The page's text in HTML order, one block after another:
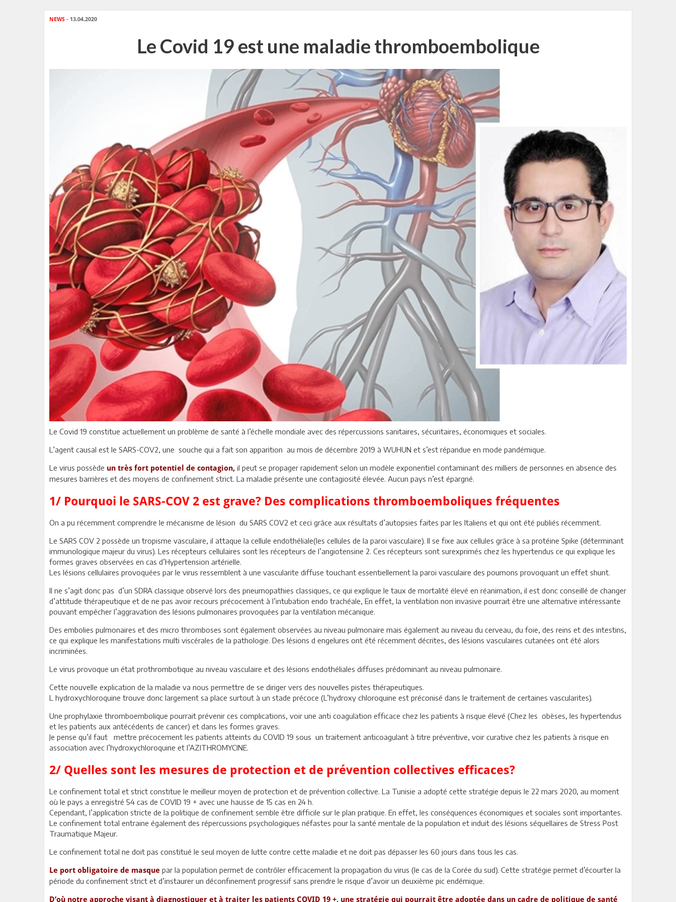
NEWS - 13.04.2020
Le Covid 19 est une maladie thromboembolique
Le Covid 19 constitue actuellement un problème de santé à l’échelle mondiale avec des répercussions sanitaires, sécuritaires, économiques et sociales.
L’agent causal est le SARS-COV2, une souche qui a fait son apparition au mois de décembre 2019 à WUHUN et s’est répandue en mode pandémique.
Le virus possède un très fort potentiel de contagion, il peut se propager rapidement selon un modèle exponentiel contaminant des milliers de personnes en absence des
mesures barrières et des moyens de confinement strict. La maladie présente une contagiosité élevée. Aucun pays n’est épargné.
1/ Pourquoi le SARS-COV 2 est grave? Des complications thromboemboliques fréquentes
On a pu récemment comprendre le mécanisme de lésion du SARS COV2 et ceci grâce aux résultats d’autopsies faites par les Italiens et qui ont été publiés récemment.
Le SARS COV 2 possède un tropisme vasculaire, il attaque la cellule endothéliale(les cellules de la paroi vasculaire). Il se fixe aux cellules grâce à sa protéine Spike (déterminant
immunologique majeur du virus). Les récepteurs cellulaires sont les récepteurs de l’angiotensine 2. Ces récepteurs sont surexprimés chez les hypertendus ce qui explique les
formes graves observées en cas d’Hypertension artérielle.
Les lésions cellulaires provoquées par le virus ressemblent à une vascularite diffuse touchant essentiellement la paroi vasculaire des poumons provoquant un effet shunt.
Il ne s’agit donc pas d’un SDRA classique observé lors des pneumopathies classiques, ce qui explique le taux de mortalité élevé en réanimation, il est donc conseillé de changer
d’attitude thérapeutique et de ne pas avoir recours précocement à l’intubation endo trachéale, En effet, la ventilation non invasive pourrait être une alternative intéressante
pouvant empêcher l’aggravation des lésions pulmonaires provoquées par la ventilation mécanique.
Des embolies pulmonaires et des micro thromboses sont également observées au niveau pulmonaire mais également au niveau du cerveau, du foie, des reins et des intestins,
ce qui explique les manifestations multi viscérales de la pathologie. Des lésions d engelures ont été récemment décrites, des lésions vasculaires cutanées ont été alors
incriminées.
Le virus provoque un état prothrombotique au niveau vasculaire et des lésions endothéliales diffuses prédominant au niveau pulmonaire.
Cette nouvelle explication de la maladie va nous permettre de se diriger vers des nouvelles pistes thérapeutiques.
L hydroxychloroquine trouve donc largement sa place surtout à un stade précoce (L’hydroxy chloroquine est préconisé dans le traitement de certaines vascularites).
Une prophylaxie thromboembolique pourrait prévenir ces complications, voir une anti coagulation efficace chez les patients à risque élevé (Chez les obèses, les hypertendus
et les patients aux antécédents de cancer) et dans les formes graves.
Je pense qu’il faut mettre précocement les patients atteints du COVID 19 sous un traitement anticoagulant à titre préventive, voir curative chez les patients à risque en
association avec l’hydroxychloroquine et l’AZITHROMYCINE.
2/ Quelles sont les mesures de protection et de prévention collectives efficaces?
Le confinement total et strict constitue le meilleur moyen de protection et de prévention collective. La Tunisie a adopté cette stratégie depuis le 22 mars 2020, au moment
où le pays a enregistré 54 cas de COVID 19 + avec une hausse de 15 cas en 24 h.
Cependant, l’application stricte de la politique de confinement semble être difficile sur le plan pratique. En effet, les conséquences économiques et sociales sont importantes.
Le confinement total entraine également des répercussions psychologiques néfastes pour la santé mentale de la population et induit des lésions séquellaires de Stress Post
Traumatique Majeur.
Le confinement total ne doit pas constitué le seul moyen de lutte contre cette maladie et ne doit pas dépasser les 60 jours dans tous les cas.
Le port obligatoire de masque par la population permet de contrôler efficacement la propagation du virus (le cas de la Corée du sud). Cette stratégie permet d’écourter la
période du confinement strict et d’instaurer un déconfinement progressif sans prendre le risque d’avoir un deuxième pic endémique.
D’où notre approche visant à diagnostiquer et à traiter les patients COVID 19 +, une stratégie qui pourrait être adoptée dans un cadre de politique de santé